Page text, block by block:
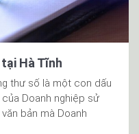
Hà Tĩnh
thư số là một con dấu
Doanh nghiệp sử
bản mà Doanh